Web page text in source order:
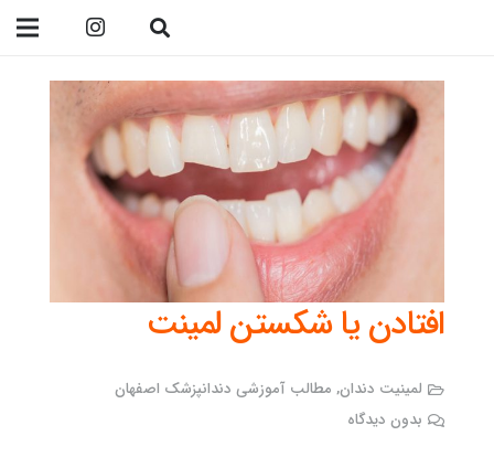
افتادن یا شکستن لمینت
لمینیت دندان, مطالب آموزشی دندانپزشک اصفهان
بدون دیدگاه